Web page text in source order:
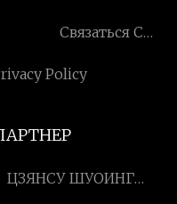
Связаться С
Policy
ЦЗЯНСУ ШУОИНГ